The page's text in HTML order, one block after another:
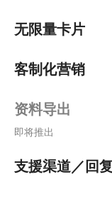
无限量卡片
客制化营销
资料导出
即将推出
支援渠道／回